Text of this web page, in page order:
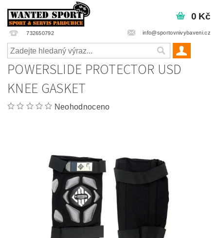
732650792 info@sportovnivybaveni.cz
0 Kč
POWERSLIDE PROTECTOR USD
KNEE GASKET
Neohodnoceno